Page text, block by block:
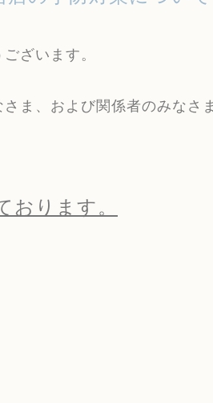
ざいます。
ま、および関係者のみなさ
おります。